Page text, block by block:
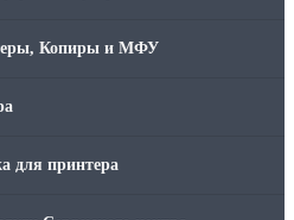
Копиры и МФУ
для принтера